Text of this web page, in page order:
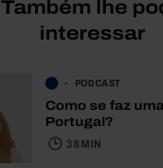
Também lhe
interessar
PODCAST
Como se faz
Portugal?
38 MIN